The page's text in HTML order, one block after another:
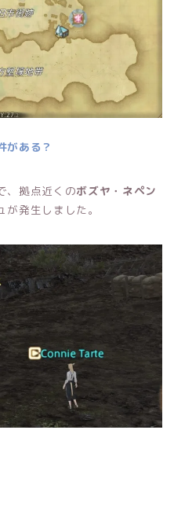
がある？
、拠点近くのボズヤ・ネペン
発生しました。